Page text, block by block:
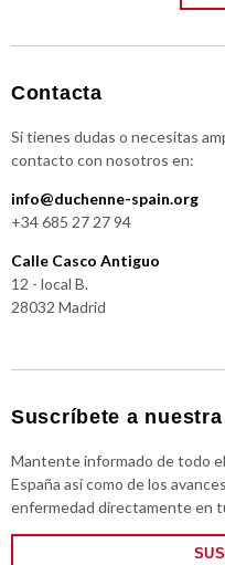
Contacta
Si tienes dudas o necesitas
contacto con nosotros en:
info@duchenne-spain.org
+34 685 27 27 94
Calle Casco Antiguo
12 - local B.
28032 Madrid
Suscríbete a
Mantente informado de todo
España así como de los
enfermedad directamente en